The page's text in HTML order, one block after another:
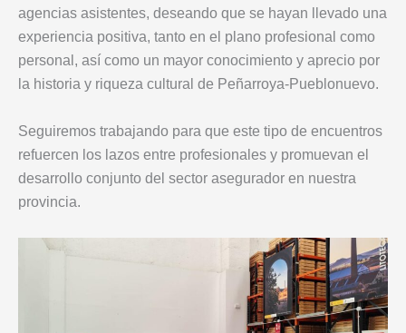
agencias asistentes, deseando que se hayan llevado una
experiencia positiva, tanto en el plano profesional como
personal, así como un mayor conocimiento y aprecio por
la historia y riqueza cultural de Peñarroya-Pueblonuevo.
Seguiremos trabajando para que este tipo de encuentros
refuercen los lazos entre profesionales y promuevan el
desarrollo conjunto del sector asegurador en nuestra
provincia.